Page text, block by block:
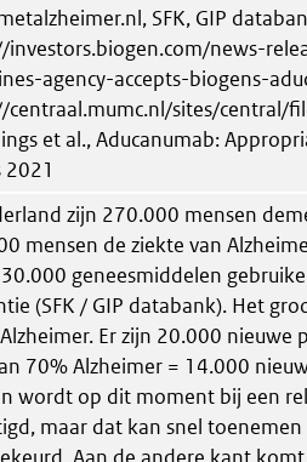
SFK, GIP
investors.biogen.com/news-
agency-accepts-biogens-
centraal.mumc.nl/sites/central/
et al., Aducanumab:
2021
zijn 270.000 mensen
mensen de ziekte van
geneesmiddelen
(SFK / GIP databank). Het
Er zijn 20.000
70% Alzheimer = 14.000
wordt op dit moment bij een
maar dat kan snel